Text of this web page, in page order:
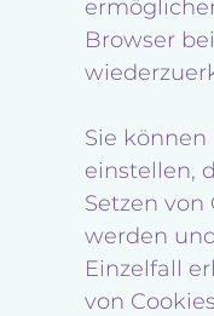
Browser
Sie
einstellen,
Setzen
werden
Einzelfall
von